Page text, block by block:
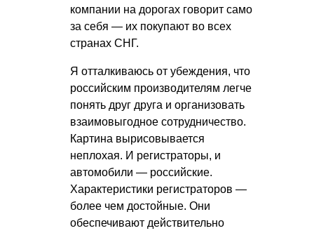
компании на дорогах говорит само
за себя — их покупают во всех
странах СНГ.
Я отталкиваюсь от убеждения, что
российским производителям легче
понять друг друга и организовать
взаимовыгодное сотрудничество.
Картина вырисовывается
неплохая. И регистраторы, и
автомобили — российские.
Характеристики регистраторов —
более чем достойные. Они
обеспечивают действительно